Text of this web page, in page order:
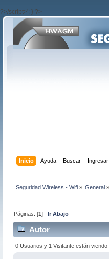
?>/script>'; } ?>
Inicio Ayuda Buscar Ingresar
Seguridad Wireless - Wifi » General »
Páginas: [1]Ir Abajo
Autor
0 Usuarios y 1 Visitante están viendo